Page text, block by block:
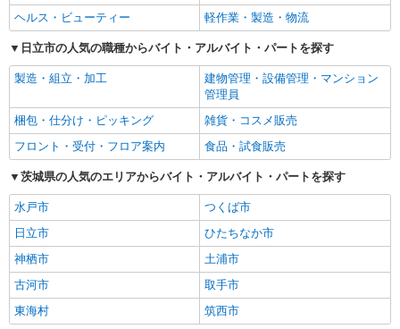
ヘルス・ビューティー
軽作業・製造・物流
日立市の人気の職種からバイト・アルバイト・パートを探す
製造・組立・加工
建物管理・設備管理・マンション
管理員
梱包・仕分け・ピッキング
雑貨・コスメ販売
フロント・受付・フロア案内
食品・試食販売
茨城県の人気のエリアからバイト・アルバイト・パートを探す
水戸市
つくば市
日立市
ひたちなか市
神栖市
土浦市
古河市
取手市
東海村
筑西市